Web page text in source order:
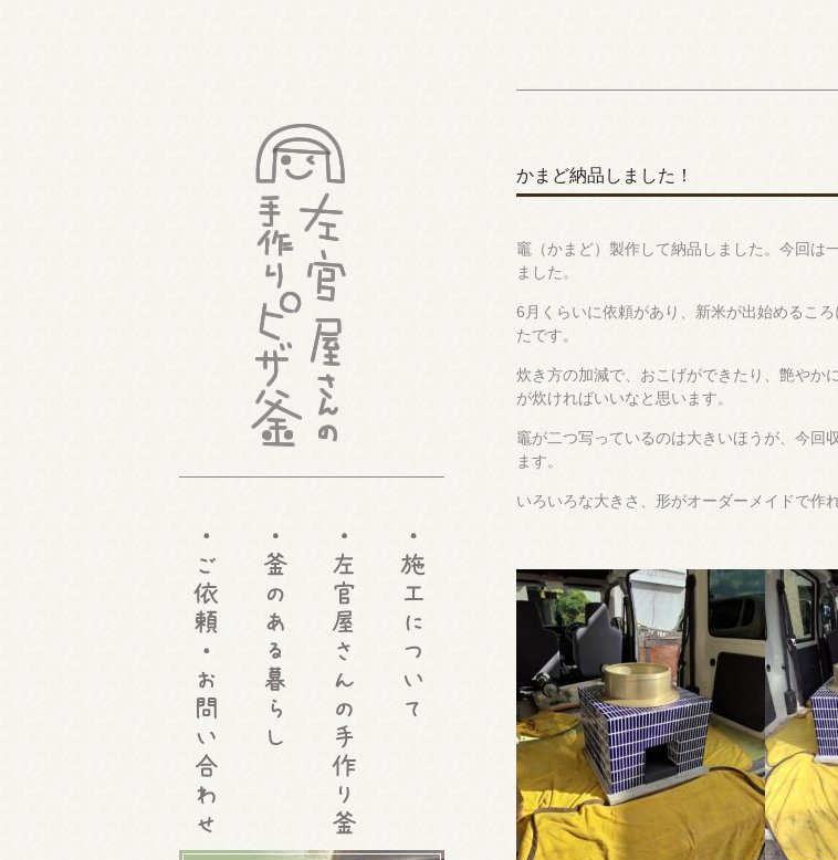
かまど納品しました！
竈（かまど）製作して納品しました。今回は
ました。
6月くらいに依頼があり、新米が出始めるこ
たです。
炊き方の加減で、おこげができたり、艶やか
が炊ければいいなと思います。
竈が二つ写っているのは大きいほうが、今回
ます。
いろいろな大きさ、形がオーダーメイドで作